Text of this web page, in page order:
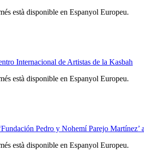
està disponible en Espanyol Europeu.
Internacional de Artistas de la Kasbah
està disponible en Espanyol Europeu.
Pedro y Nohemí Parejo Martínez’
està disponible en Espanyol Europeu.